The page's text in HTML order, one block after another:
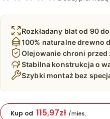
Rozkładany blat od 90
100% naturalne drewno
Olejowanie chroni przed
Stabilna konstrukcja o
Szybki montaż bez
Kup od 115,97zł /mies.